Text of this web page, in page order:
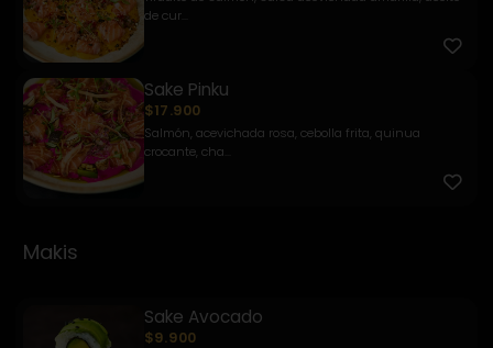
de cur...
Sake Pinku
$17.900
Salmón, acevichada rosa, cebolla frita, quinua
crocante, cha...
Makis
Sake Avocado
$9.900